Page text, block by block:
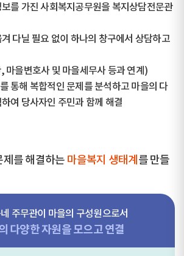
를 가진 사회복지공무원을 복지상담전문관
다닐 필요 없이 하나의 창구에서 상담하고
마을변호사 및 마을세무사 등과 연계)
통해 복합적인 문제를 분석하고 마을의 다
여 당사자인 주민과 함께 해결
제를 해결하는 마을복지 생태계 를 만들
주무관이 마을의 구성원으로서
다양한 자원을 모으고 연결